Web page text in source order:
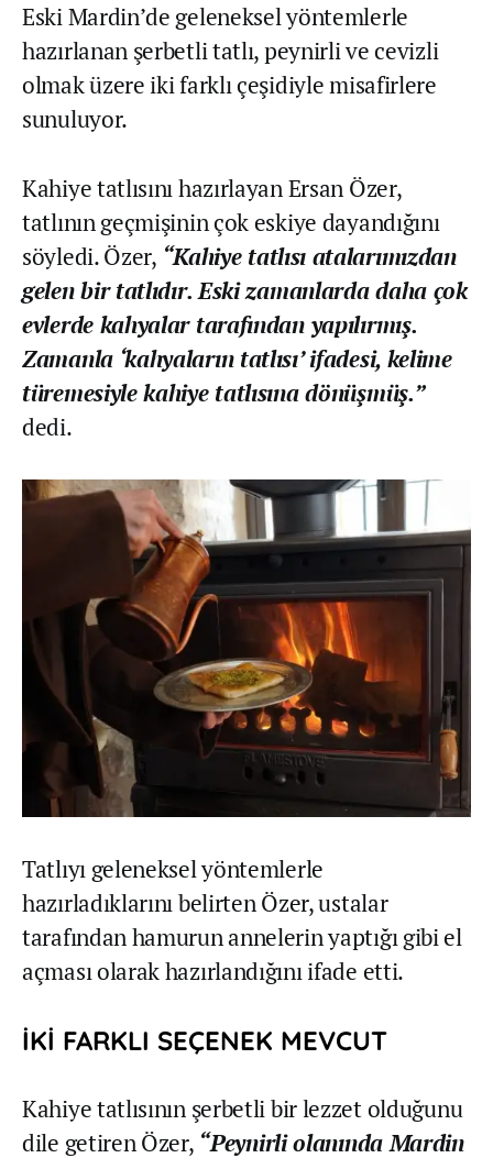
Eski Mardin’de geleneksel yöntemlerle
hazırlanan şerbetli tatlı, peynirli ve cevizli
olmak üzere iki farklı çeşidiyle misafirlere
sunuluyor.
Kahiye tatlısını hazırlayan Ersan Özer,
tatlının geçmişinin çok eskiye dayandığını
söyledi. Özer, “Kahiye tatlısı atalarımızdan
gelen bir tatlıdır. Eski zamanlarda daha çok
evlerde kahyalar tarafından yapılırmış.
Zamanla ‘kahyaların tatlısı’ ifadesi, kelime
türemesiyle kahiye tatlısına dönüşmüş.”
dedi.
Tatlıyı geleneksel yöntemlerle
hazırladıklarını belirten Özer, ustalar
tarafından hamurun annelerin yaptığı gibi el
açması olarak hazırlandığını ifade etti.
İKİ FARKLI SEÇENEK MEVCUT
Kahiye tatlısının şerbetli bir lezzet olduğunu
dile getiren Özer, “Peynirli olanında Mardin